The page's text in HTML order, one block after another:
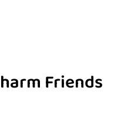
Friends